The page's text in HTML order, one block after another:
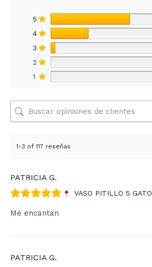
5
4
3
2
1
1-3 of 117 reseñas
PATRICIA G.
VASO PITILLO 5 GATO
Me encantan
PATRICIA G.